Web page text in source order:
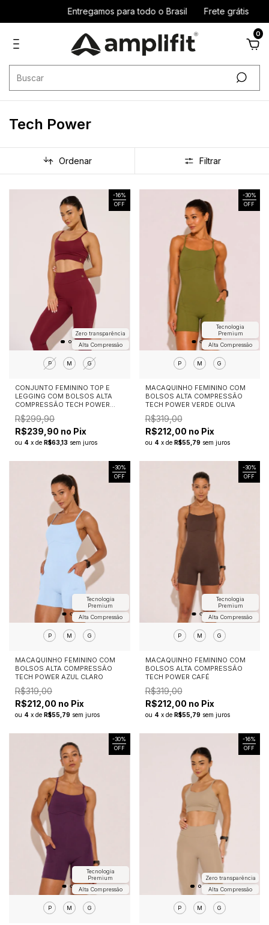
Entregamos para todo o Brasil Frete grátis R$299 sudeste /
0
Tech Power
Ordenar Filtrar
-16%
OFF
Alta Compressão
Zero transparência
P M G
CONJUNTO FEMININO TOP E
LEGGING COM BOLSOS ALTA
COMPRESSÃO TECH POWER
MARSALA
R$299,90
R$239,90 no Pix
ou 4 x de R$63,13 sem juros
-30%
OFF
Alta Compressão
Tecnologia
Premium
P M G
MACAQUINHO FEMININO COM
BOLSOS ALTA COMPRESSÃO
TECH POWER VERDE OLIVA
R$319,00
R$212,00 no Pix
ou 4 x de R$55,79 sem juros
-30%
OFF
Alta Compressão
Tecnologia
Premium
P M G
MACAQUINHO FEMININO COM
BOLSOS ALTA COMPRESSÃO
TECH POWER AZUL CLARO
R$319,00
R$212,00 no Pix
ou 4 x de R$55,79 sem juros
-30%
OFF
Alta Compressão
Tecnologia
Premium
P M G
MACAQUINHO FEMININO COM
BOLSOS ALTA COMPRESSÃO
TECH POWER CAFÉ
R$319,00
R$212,00 no Pix
ou 4 x de R$55,79 sem juros
-30%
OFF
Alta Compressão
Tecnologia
Premium
P M G
-16%
OFF
Alta Compressão
Zero transparência
P M G